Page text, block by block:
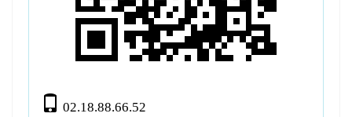
02.18.88.66.52